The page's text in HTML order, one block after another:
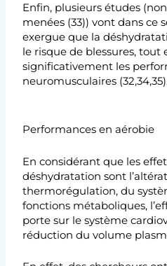
Enfin, plusieurs études
menées (33)) vont dans ce
exergue que la
le risque de blessures,
significativement les
neuromusculaires
Performances en aérobie
En considérant que les
déshydratation sont
thermorégulation, du
fonctions métaboliques,
porte sur le système
réduction du volume